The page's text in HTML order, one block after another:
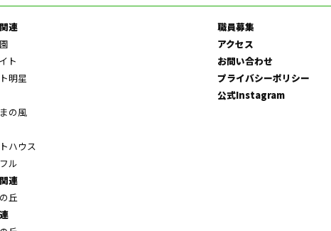
連
ト
明星
の風
ハウス
ル
連
丘
職員募集
アクセス
お問い合わせ
プライバシーポリシー
公式Instagram